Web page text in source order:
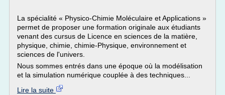
La spécialité « Physico-Chimie Moléculaire et Applications »
permet de proposer une formation originale aux étudiants
venant des cursus de Licence en sciences de la matière,
physique, chimie, chimie-Physique, environnement et
sciences de l'univers.
Nous sommes entrés dans une époque où la modélisation
et la simulation numérique couplée à des techniques...
Lire la suite